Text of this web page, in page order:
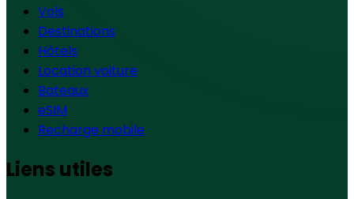
Vols
Destinations
Hôtels
Location voiture
Bateaux
eSIM
Recharge mobile
Liens utiles